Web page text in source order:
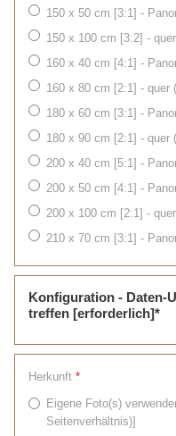
150 x 50 cm [3:1] -
150 x 100 cm [3:2] -
160 x 40 cm [4:1] -
160 x 80 cm [2:1] - quer
180 x 60 cm [3:1] -
180 x 90 cm [2:1] - quer
200 x 40 cm [5:1] -
200 x 50 cm [4:1] -
200 x 100 cm [2:1] -
210 x 70 cm [3:1] -
Konfiguration - Daten-
treffen [erforderlich]*
Herkunft *
Eigene Foto(s)
Seitenverhältnis)]